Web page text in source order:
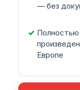
— без
Полностью
Европе